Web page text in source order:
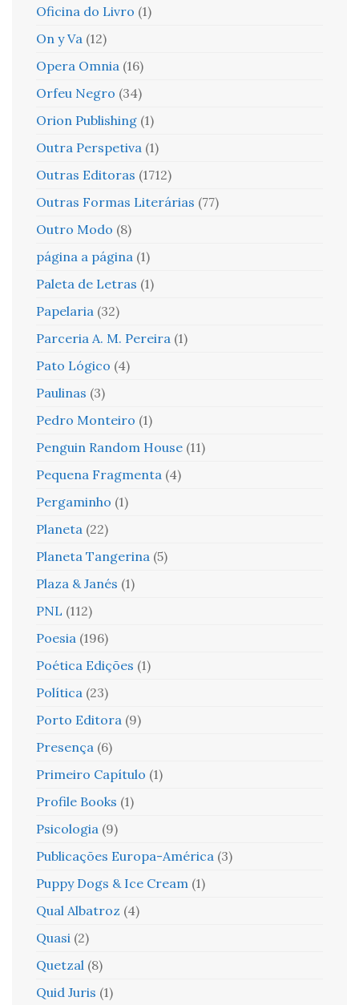
Oficina do Livro (1)
On y Va (12)
Opera Omnia (16)
Orfeu Negro (34)
Orion Publishing (1)
Outra Perspetiva (1)
Outras Editoras (1712)
Outras Formas Literárias (77)
Outro Modo (8)
página a página (1)
Paleta de Letras (1)
Papelaria (32)
Parceria A. M. Pereira (1)
Pato Lógico (4)
Paulinas (3)
Pedro Monteiro (1)
Penguin Random House (11)
Pequena Fragmenta (4)
Pergaminho (1)
Planeta (22)
Planeta Tangerina (5)
Plaza & Janés (1)
PNL (112)
Poesia (196)
Poética Edições (1)
Política (23)
Porto Editora (9)
Presença (6)
Primeiro Capítulo (1)
Profile Books (1)
Psicologia (9)
Publicações Europa-América (3)
Puppy Dogs & Ice Cream (1)
Qual Albatroz (4)
Quasi (2)
Quetzal (8)
Quid Juris (1)